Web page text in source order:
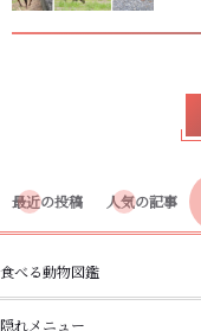
最近の投稿 人気の記事
食べる動物図鑑
隠れメニュー